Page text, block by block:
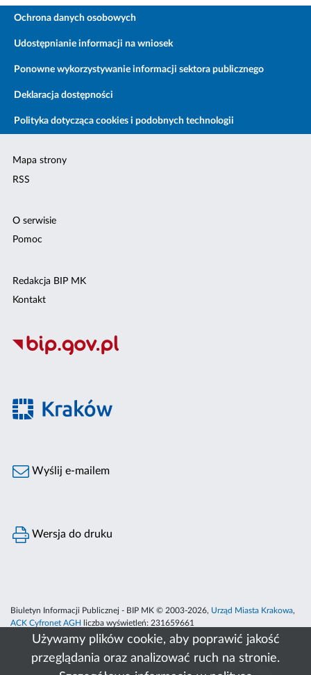
Używamy plików cookie, aby poprawić jakość
przeglądania oraz analizować ruch na stronie.
Ochrona danych osobowych
Udostępnianie informacji na wniosek
Ponowne wykorzystywanie informacji sektora publicznego
Deklaracja dostępności
Polityka dotycząca cookies i podobnych technologii
Mapa strony
RSS
O serwisie
Pomoc
Redakcja BIP MK
Kontakt
Wyślij e-mailem
Wersja do druku
Biuletyn Informacji Publicznej - BIP MK © 2003-2026, Urząd Miasta Krakowa,
ACK Cyfronet AGH
liczba wyświetleń: 231659661